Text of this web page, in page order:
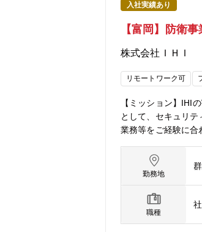
入社実績あり
【富岡】防衛
株式会社ＩＨＩ
リモートワーク可
【ミッション】IHI
として、セキュリ
業務等をご経験に合
化を推進していく
題・分析を通して
業や製品は、安全
た環境の中で、事
ルの下で、当社独
（オンプレミス環
勤務地
職種